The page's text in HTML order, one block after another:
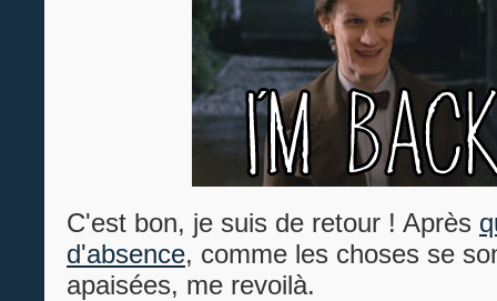
C'est bon, je suis de retour ! Après
d'absence, comme les choses se
apaisées, me revoilà.